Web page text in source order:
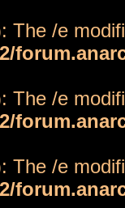
The /e
The /e
The /e